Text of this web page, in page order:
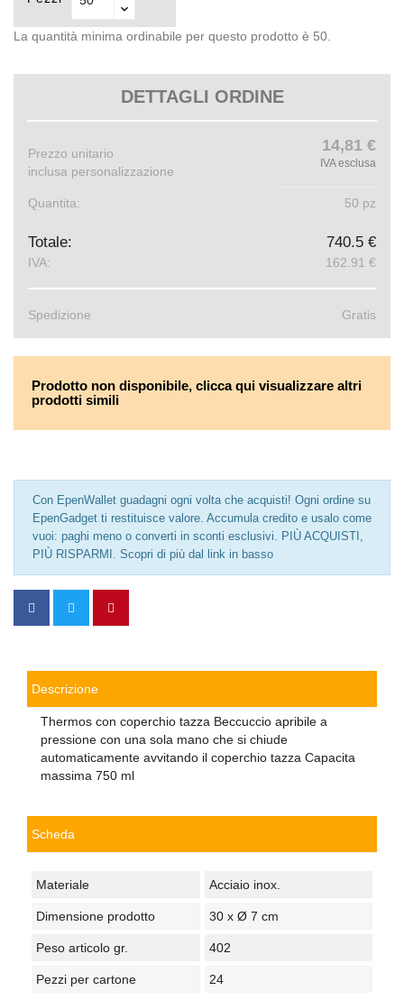
La quantità minima ordinabile per questo prodotto è 50.
DETTAGLI ORDINE
Prezzo unitario
inclusa personalizzazione
14,81 €
IVA esclusa
Quantita: 50 pz
Totale: 740.5 €
IVA: 162.91 €
Spedizione Gratis
Prodotto non disponibile, clicca qui visualizzare altri
prodotti simili
Con EpenWallet guadagni ogni volta che acquisti! Ogni ordine su
EpenGadget ti restituisce valore. Accumula credito e usalo come
vuoi: paghi meno o converti in sconti esclusivi. PIÙ ACQUISTI,
PIÙ RISPARMI. Scopri di più dal link in basso
Descrizione
Thermos con coperchio tazza Beccuccio apribile a
pressione con una sola mano che si chiude
automaticamente avvitando il coperchio tazza Capacita
massima 750 ml
Scheda
Materiale Acciaio inox.
Dimensione prodotto 30 x Ø 7 cm
Peso articolo gr. 402
Pezzi per cartone 24